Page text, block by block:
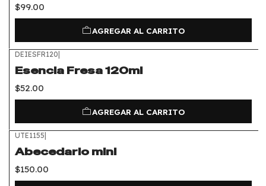
$99.00
AGREGAR AL CARRITO
DEIESFR120|
Esencia Fresa 120ml
$52.00
AGREGAR AL CARRITO
UTE1155|
Abecedario mini
$150.00